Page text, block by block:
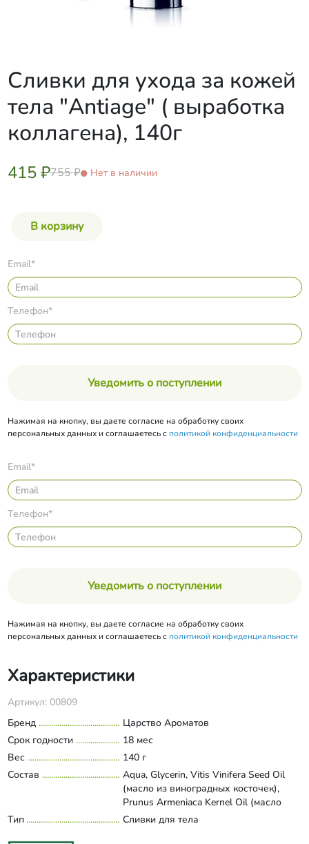
Сливки для ухода за кожей
тела "Antiage" ( выработка
коллагена), 140г
415 ₽755 ₽ Нет в наличии
Email*
Телефон*
Уведомить о поступлении
Нажимая на кнопку, вы даете согласие на обработку своих
персональных данных и соглашаетесь с политикой конфиденциальности
Email*
Телефон*
Уведомить о поступлении
Нажимая на кнопку, вы даете согласие на обработку своих
персональных данных и соглашаетесь с политикой конфиденциальности
Характеристики
Артикул: 00809
Бренд
Царство Ароматов
Срок годности
18 мес
Вес
140 г
Состав
Aqua, Glycerin, Vitis Vinifera Seed Oil
(масло из виноградных косточек),
Prunus Armeniaca Kernel Oil (масло
абрикосовое), Helianthus Annuus Seed
Развернуть состав
Тип Сливки для тела